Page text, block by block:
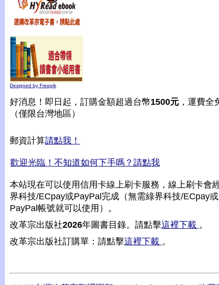
Designed by Freepik
好消息！即日起，訂購金額超過台幣1500元 ，運費全
（僅限台灣地區）
郵資計算請點我！
歡迎光臨！不知道如何下手嗎？請點我
本站現在可以使用信用卡線上刷卡服務，線上刷卡會
界科技/ECpay或PayPal完成（無需綠界科技/ECpay或
PayPal帳號就可以使用）。
改革宗出版社2026年圖書目錄。請點擊這裡下載 。
改革宗出版社訂購單：請點擊這裡下載 。